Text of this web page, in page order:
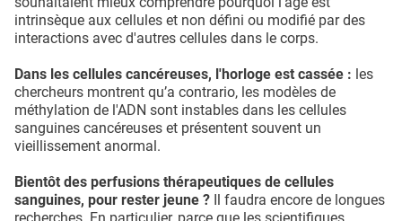
intrinsèque aux cellules et non défini ou modifié par des
interactions avec d'autres cellules dans le corps.
Dans les cellules cancéreuses, l'horloge est cassée : les
chercheurs montrent qu’a contrario, les modèles de
méthylation de l'ADN sont instables dans les cellules
sanguines cancéreuses et présentent souvent un
vieillissement anormal.
Bientôt des perfusions thérapeutiques de cellules
sanguines, pour rester jeune ? Il faudra encore de longues